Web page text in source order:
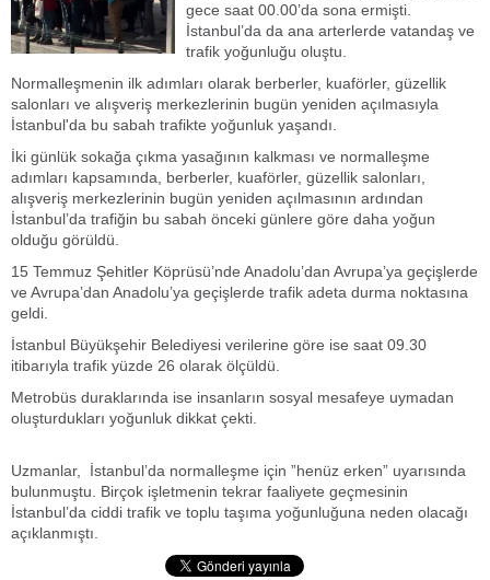
gece saat 00.00’da sona ermişti.
İstanbul’da da ana arterlerde vatandaş ve
trafik yoğunluğu oluştu.
Normalleşmenin ilk adımları olarak berberler, kuaförler, güzellik
salonları ve alışveriş merkezlerinin bugün yeniden açılmasıyla
İstanbul'da bu sabah trafikte yoğunluk yaşandı.
İki günlük sokağa çıkma yasağının kalkması ve normalleşme
adımları kapsamında, berberler, kuaförler, güzellik salonları,
alışveriş merkezlerinin bugün yeniden açılmasının ardından
İstanbul’da trafiğin bu sabah önceki günlere göre daha yoğun
olduğu görüldü.
15 Temmuz Şehitler Köprüsü’nde Anadolu’dan Avrupa’ya geçişlerde
ve Avrupa’dan Anadolu’ya geçişlerde trafik adeta durma noktasına
geldi.
İstanbul Büyükşehir Belediyesi verilerine göre ise saat 09.30
itibarıyla trafik yüzde 26 olarak ölçüldü.
Metrobüs duraklarında ise insanların sosyal mesafeye uymadan
oluşturdukları yoğunluk dikkat çekti.
Uzmanlar, İstanbul’da normalleşme için ”henüz erken” uyarısında
bulunmuştu. Birçok işletmenin tekrar faaliyete geçmesinin
İstanbul’da ciddi trafik ve toplu taşıma yoğunluğuna neden olacağı
açıklanmıştı.